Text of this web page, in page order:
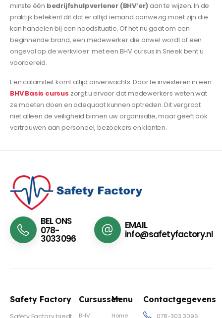
minste één bedrijfshulpverlener (BHV’er) aan te wijzen. In de
praktijk betekent dit dat er altijd iemand aanwezig moet zijn die
kan handelen bij een noodsituatie. Of het nu gaat om een
beginnende brand, een medewerker die onwel wordt of een
ongeval op de werkvloer: met een BHV cursus in Sneek bent u
voorbereid.
Een calamiteit komt altijd onverwachts. Door te investeren in een
BHV Basis cursus zorgt u ervoor dat medewerkers weten wat
ze moeten doen en adequaat kunnen optreden. Dit vergroot
niet alleen de veiligheid binnen uw organisatie, maar geeft ook
vertrouwen aan personeel, bezoekers en klanten.
BEL ONS
078-
3033096
EMAIL
info@safetyfactory.nl
Safety Factory
Safety Factory biedt
Cursussen
BHV
Menu
Home
Contactgegevens
078-303 3096